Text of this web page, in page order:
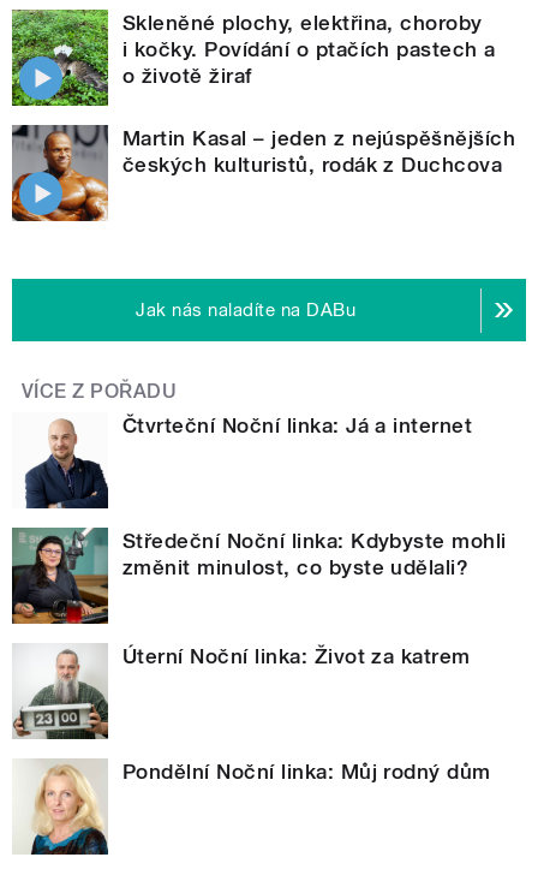
Skleněné plochy, elektřina, choroby
i kočky. Povídání o ptačích pastech a
o životě žiraf
Martin Kasal – jeden z nejúspěšnějších
českých kulturistů, rodák z Duchcova
Jak nás naladíte na DABu
VÍCE Z POŘADU
Čtvrteční Noční linka: Já a internet
Středeční Noční linka: Kdybyste mohli
změnit minulost, co byste udělali?
Úterní Noční linka: Život za katrem
Pondělní Noční linka: Můj rodný dům